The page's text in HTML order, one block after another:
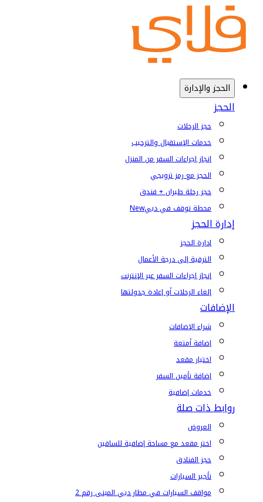
الحجز والإدارة
الحجز
حجز الرحلات
خدمات الإستقبال والترحيب
إنجاز إجراءات السفر من المنزل
الحجز مع رمز ترويجي
حجز رحلة طيران + فندق
محطة توقف في دبيNew
إدارة الحجز
إدارة الحجز
الترقية إلى درجة الأعمال
إنجاز إجراءات السفر عبر الإنترنت
إلغاء الرحلات أو إعادة جدولتها
الإضافات
شراء الإضافات
إضافة أمتعة
اختيار مقعد
إضافة تأمين السفر
خدمات إضافية
روابط ذات صلة
العروض
اختر مقعد مع مساحة إضافية للساقين
حجز الفنادق
تأجير السيارات
مواقف السيارات في مطار دبي المبنى رقم 2